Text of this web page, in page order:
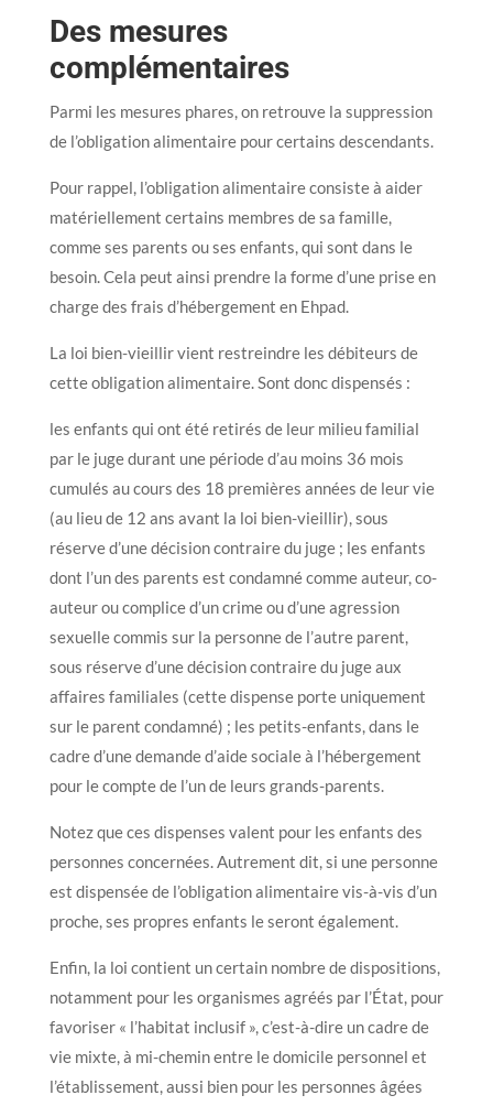
Des mesures
complémentaires
Parmi les mesures phares, on retrouve la suppression
de l’obligation alimentaire pour certains descendants.
Pour rappel, l’obligation alimentaire consiste à aider
matériellement certains membres de sa famille,
comme ses parents ou ses enfants, qui sont dans le
besoin. Cela peut ainsi prendre la forme d’une prise en
charge des frais d’hébergement en Ehpad.
La loi bien-vieillir vient restreindre les débiteurs de
cette obligation alimentaire. Sont donc dispensés :
les enfants qui ont été retirés de leur milieu familial
par le juge durant une période d’au moins 36 mois
cumulés au cours des 18 premières années de leur vie
(au lieu de 12 ans avant la loi bien-vieillir), sous
réserve d’une décision contraire du juge ; les enfants
dont l’un des parents est condamné comme auteur, co-
auteur ou complice d’un crime ou d’une agression
sexuelle commis sur la personne de l’autre parent,
sous réserve d’une décision contraire du juge aux
affaires familiales (cette dispense porte uniquement
sur le parent condamné) ; les petits-enfants, dans le
cadre d’une demande d’aide sociale à l’hébergement
pour le compte de l’un de leurs grands-parents.
Notez que ces dispenses valent pour les enfants des
personnes concernées. Autrement dit, si une personne
est dispensée de l’obligation alimentaire vis-à-vis d’un
proche, ses propres enfants le seront également.
Enfin, la loi contient un certain nombre de dispositions,
notamment pour les organismes agréés par l’État, pour
favoriser « l’habitat inclusif », c’est-à-dire un cadre de
vie mixte, à mi-chemin entre le domicile personnel et
l’établissement, aussi bien pour les personnes âgées